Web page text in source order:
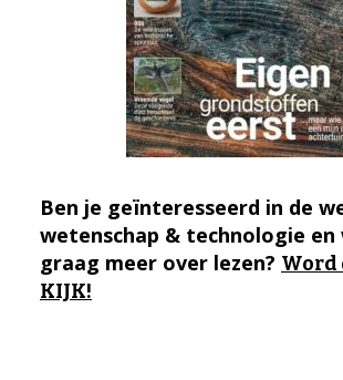
Ben je geïnteresseerd in de
wetenschap & technologie en
graag meer over lezen? Word
KIJK!